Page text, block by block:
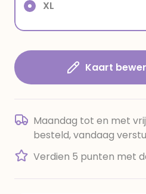
XL
Kaart
Maandag tot en met
besteld, vandaag
Verdien 5 punten met